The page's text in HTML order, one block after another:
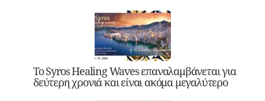
Το Syros Healing Waves επαναλαμβάνεται για
δεύτερη χρονιά και είναι ακόμα μεγαλύτερο